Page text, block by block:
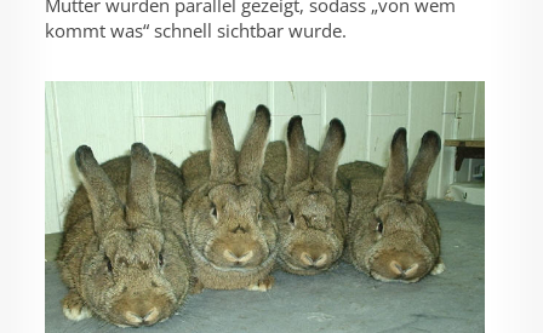
kommt was“ schnell sichtbar wurde.